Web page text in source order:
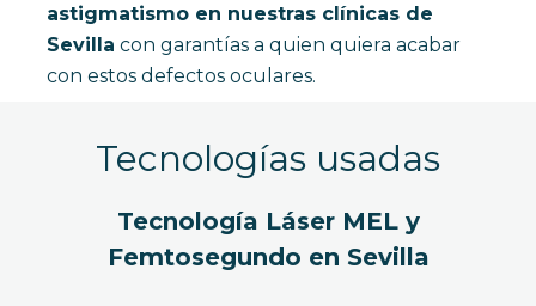
astigmatismo en nuestras clínicas de
Sevilla con garantías a quien quiera acabar
con estos defectos oculares.
Tecnologías usadas
Tecnología Láser MEL y
Femtosegundo en Sevilla